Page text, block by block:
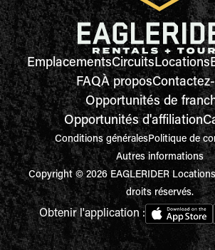
EmplacementsCircuitsLocations
FAQÀ propos
Opportunités de
Opportunités d'affiliation
Conditions généralesPolitique de
Autres informations
Copyright © 2026 EAGLERIDER
droits réservés.
Obtenir l'application :